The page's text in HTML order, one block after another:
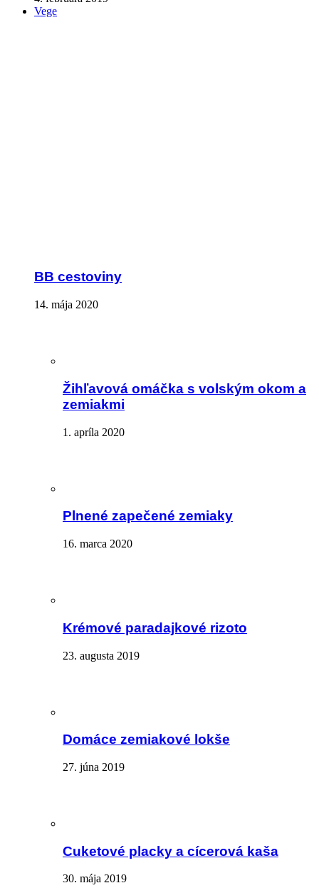
Vege
BB cestoviny
14. mája 2020
Žihľavová omáčka s volským okom a
zemiakmi
1. apríla 2020
Plnené zapečené zemiaky
16. marca 2020
Krémové paradajkové rizoto
23. augusta 2019
Domáce zemiakové lokše
27. júna 2019
Cuketové placky a cícerová kaša
30. mája 2019